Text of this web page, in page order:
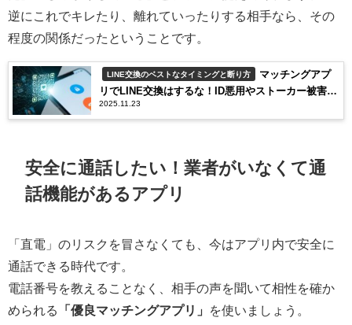
逆にこれでキレたり、離れていったりする相手なら、その
程度の関係だったということです。
LINE交換のベストなタイミングと断り方
マッチングアプ
リでLINE交換はするな！ID悪用やストーカー被害の
リアルと、教えずに仲良くなる“鉄壁”の防衛術
2025.11.23
安全に通話したい！業者がいなくて通
話機能があるアプリ
「直電」のリスクを冒さなくても、今はアプリ内で安全に
通話できる時代です。
電話番号を教えることなく、相手の声を聞いて相性を確か
められる
「優良マッチングアプリ」
を使いましょう。